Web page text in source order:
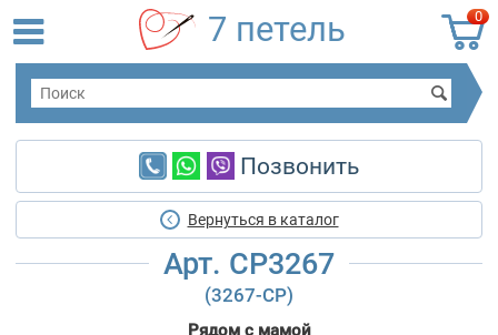
0
7 петель
Позвонить
Вернуться в каталог
Арт. CP3267
(3267-CP)
Рядом с мамой